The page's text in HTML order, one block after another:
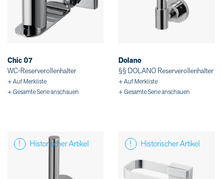
Chic 07
WC-Reserverollenhalter
+ Auf Merkliste
+ Gesamte Serie anschauen
Dolano
§§ DOLANO Reserverollenhalter
+ Auf Merkliste
+ Gesamte Serie anschauen
Historischer Artikel Historischer Artikel